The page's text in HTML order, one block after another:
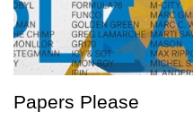
Papers Please